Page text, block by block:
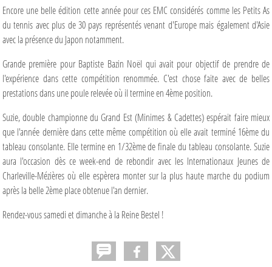
Encore une belle édition cette année pour ces EMC considérés comme les Petits As
du tennis avec plus de 30 pays représentés venant d'Europe mais également d'Asie
avec la présence du Japon notamment.
Grande première pour Baptiste Bazin Noël qui avait pour objectif de prendre de
l'expérience dans cette compétition renommée. C'est chose faite avec de belles
prestations dans une poule relevée où il termine en 4ème position.
Suzie, double championne du Grand Est (Minimes & Cadettes) espérait faire mieux
que l'année dernière dans cette même compétition où elle avait terminé 16ème du
tableau consolante. Elle termine en 1/32ème de finale du tableau consolante. Suzie
aura l'occasion dès ce week-end de rebondir avec les Internationaux Jeunes de
Charleville-Mézières où elle espèrera monter sur la plus haute marche du podium
après la belle 2ème place obtenue l'an dernier.
Rendez-vous samedi et dimanche à la Reine Bestel !